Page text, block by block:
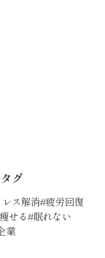
グ
ス解消 疲労回復
せる 眠れない
業